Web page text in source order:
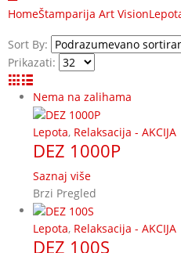
HomeŠtamparija Art Vision
Sort By:
Prikazati:
Nema na zalihama
Lepota, Relaksacija - AKCIJA
DEZ 1000P
Saznaj više
Brzi Pregled
Lepota, Relaksacija - AKCIJA
DEZ 100S